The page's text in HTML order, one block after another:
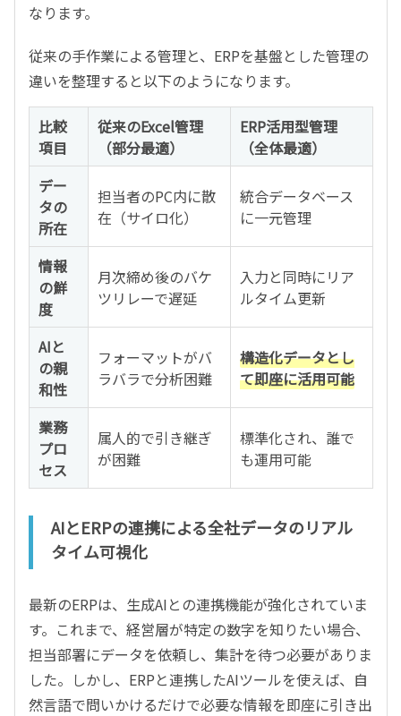
なります。
従来の手作業による管理と、ERPを基盤とした管理の
違いを整理すると以下のようになります。
比較
項目
従来のExcel管理
（部分最適）
ERP活用型管理
（全体最適）
デー
タの
所在
担当者のPC内に散
在（サイロ化）
統合データベース
に一元管理
情報
の鮮
度
月次締め後のバケ
ツリレーで遅延
入力と同時にリア
ルタイム更新
AIと
の親
和性
フォーマットがバ
ラバラで分析困難
構造化データとし
て即座に活用可能
業務
プロ
セス
属人的で引き継ぎ
が困難
標準化され、誰で
も運用可能
AIとERPの連携による全社データのリアル
タイム可視化
最新のERPは、生成AIとの連携機能が強化されていま
す。これまで、経営層が特定の数字を知りたい場合、
担当部署にデータを依頼し、集計を待つ必要がありま
した。しかし、ERPと連携したAIツールを使えば、自
然言語で問いかけるだけで必要な情報を即座に引き出